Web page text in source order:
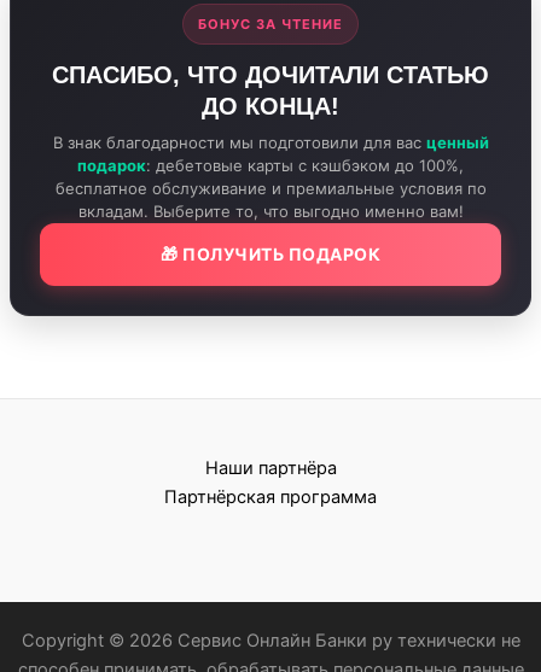
БОНУС ЗА ЧТЕНИЕ
СПАСИБО, ЧТО ДОЧИТАЛИ СТАТЬЮ
ДО КОНЦА!
В знак благодарности мы подготовили для вас ценный
подарок: дебетовые карты с кэшбэком до 100%,
бесплатное обслуживание и премиальные условия по
вкладам. Выберите то, что выгодно именно вам!
🎁 ПОЛУЧИТЬ ПОДАРОК
Наши партнёра
Партнёрская программа
Copyright © 2026 Сервис Онлайн Банки ру технически не